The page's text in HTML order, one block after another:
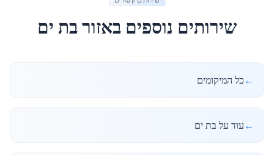
שירותים נוספים באזורבת ים
← כל המיקומים
← עוד על בת ים